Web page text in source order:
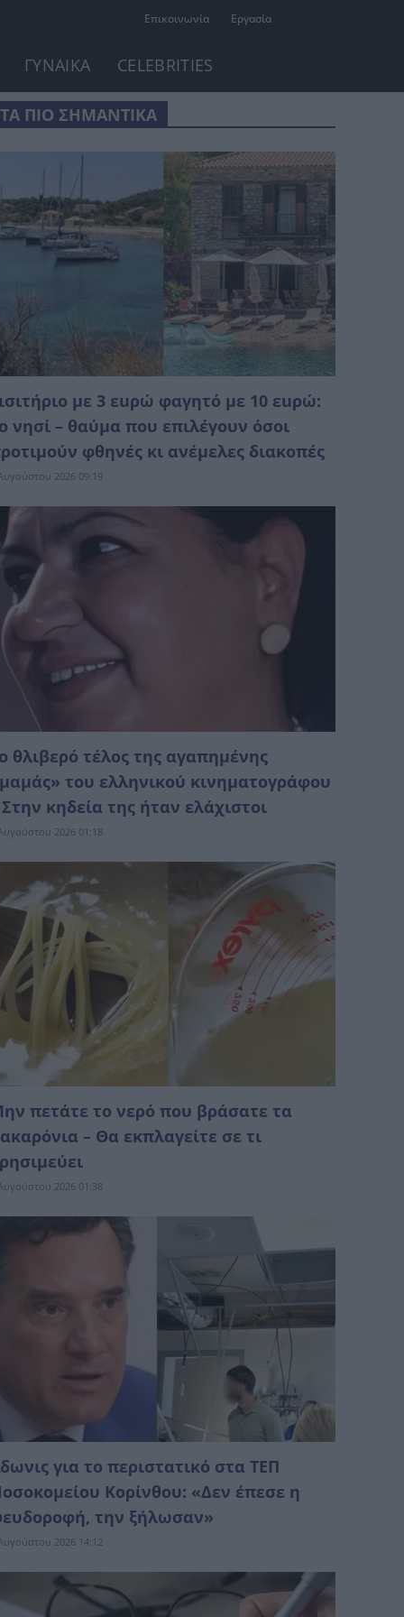
Επικοινωνία Εργασία
ΓΥΝΑΙΚΑ CELEBRITIES
ΤΑ ΠΙΟ ΣΗΜΑΝΤΙΚΑ
με 3 εuρώ φαγητό με 10 εuρώ:
νησί – θαύμα που επιλέγουν όσοι
φθηνές κι ανέμελες διακοπές
2026 09:19
θλιβερό τέλος της αγαπημένης
του ελληνικού κινηματογράφου
Στην κηδεία της ήταν ελάχιστοι
2026 01:18
πετάτε το νερό που βράσατε τα
– Θα εκπλαγείτε σε τι
2026 01:38
για το περιστατικό στα ΤΕΠ
Κορίνθου: «Δεν έπεσε η
την ξήλωσαν»
2026 14:12